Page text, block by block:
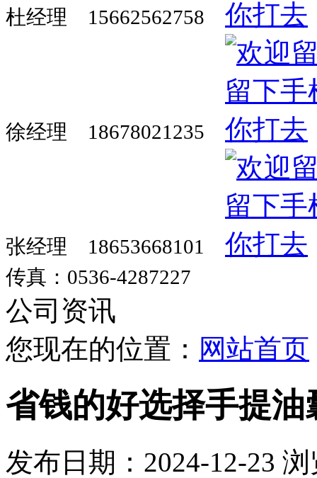
杜经理 15662562758
徐经理 18678021235
张经理 18653668101
传真：0536-4287227
公司资讯
您现在的位置： 网站首页
省钱的好选择手提油
发布日期：2024-12-23